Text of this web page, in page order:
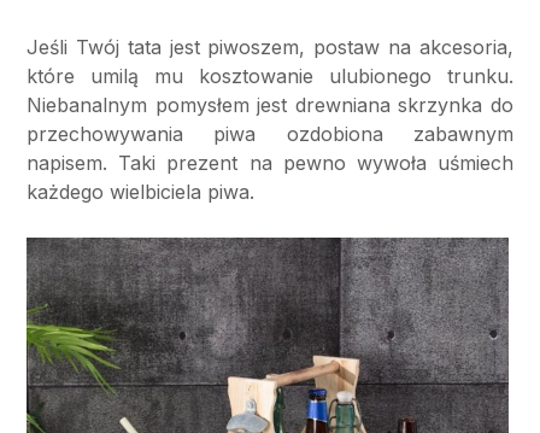
Jeśli Twój tata jest piwoszem, postaw na akcesoria,
które umilą mu kosztowanie ulubionego trunku.
Niebanalnym pomysłem jest drewniana skrzynka do
przechowywania piwa ozdobiona zabawnym
napisem. Taki prezent na pewno wywoła uśmiech
każdego wielbiciela piwa.